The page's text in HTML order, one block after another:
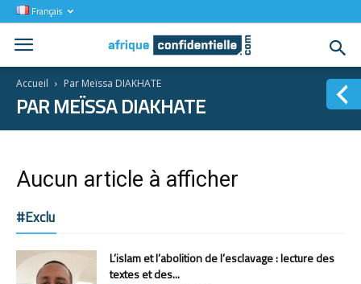
Français
Accueil Par Meïssa DIAKHATE
PAR MEÏSSA DIAKHATE
Aucun article à afficher
#Exclu
L’islam et l’abolition de l’esclavage : lecture des
textes et des...